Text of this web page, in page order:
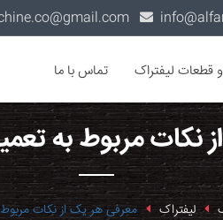
قطعات لیفتراک تماس با ما
نکات مربوط به
لیفتراک معرفی هر یک از نکات